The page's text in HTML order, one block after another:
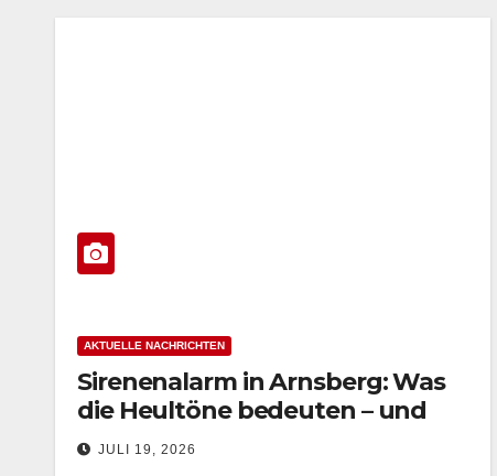
AKTUELLE NACHRICHTEN
Sirenenalarm in Arnsberg: Was
die Heultöne bedeuten – und
wann nur geprobt wird
JULI 19, 2026